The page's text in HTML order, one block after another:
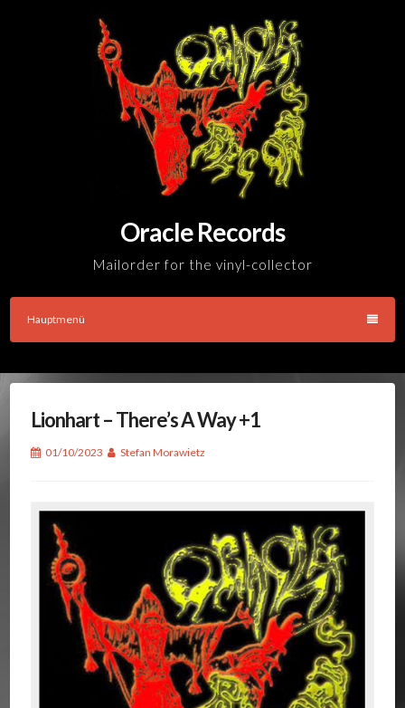
Oracle Records
Mailorder for the vinyl-collector
Hauptmenü
Lionhart – There’s A Way +1
01/10/2023 Stefan Morawietz